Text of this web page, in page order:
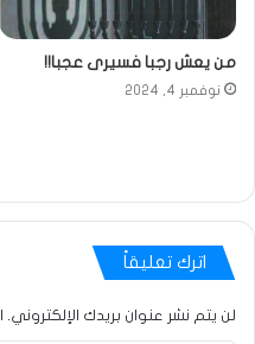
من يعش رجبا فسيرى عجبا!!
نوفمبر 4, 2024
اترك تعليقاً
لن يتم نشر عنوان بريدك الإلكتروني.